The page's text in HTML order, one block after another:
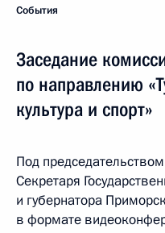
События
Заседание
по направлению
культура и спорт»
Под
Секретаря
и губернатора
в формате